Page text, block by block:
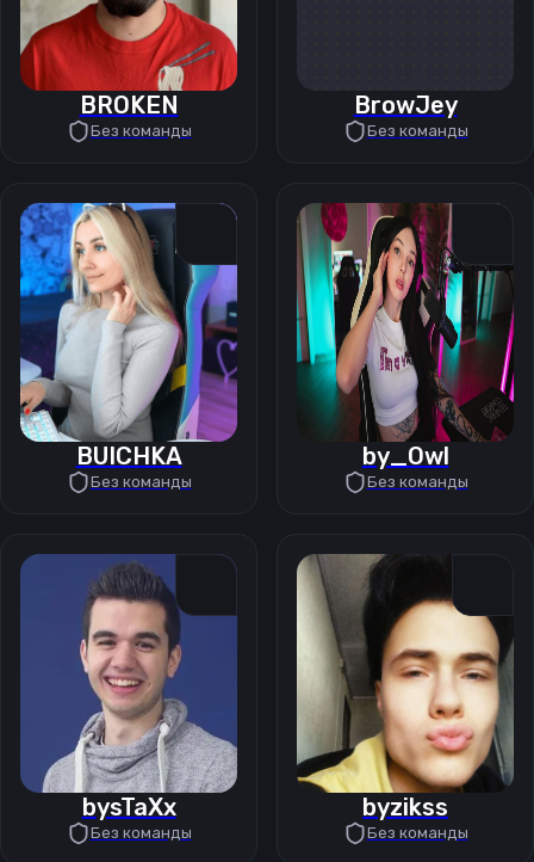
BROKEN
Без команды
BrowJey
Без команды
BUICHKA
Без команды
by_Owl
Без команды
bysTaXx
Без команды
byzikss
Без команды